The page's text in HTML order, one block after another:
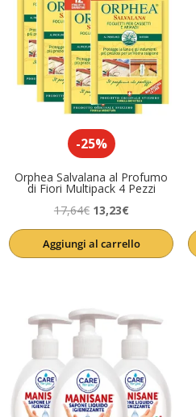
-25%
Orphea Salvalana al Profumo
di Fiori Multipack 4 Pezzi
17,64€ Il
prezzo
originale
13,23€Il
prezzo
attuale
Aggiungi al carrello